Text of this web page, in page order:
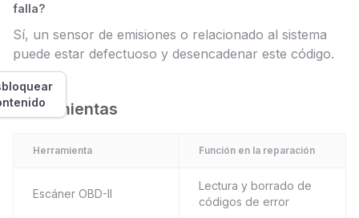
falla?
Sí, un sensor de emisiones o relacionado al sistema
puede estar defectuoso y desencadenar este código.
Herramientas
Herramienta Función en la reparación
Escáner OBD-II
Lectura y borrado de
códigos de error